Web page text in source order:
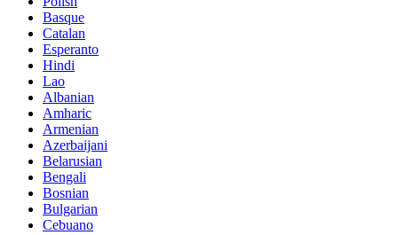
Basque
Catalan
Esperanto
Hindi
Lao
Albanian
Amharic
Armenian
Azerbaijani
Belarusian
Bengali
Bosnian
Bulgarian
Cebuano